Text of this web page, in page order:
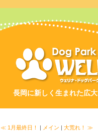
長岡に新しく生まれた広
≪ 1月最終日！ | メイン | 大荒れ！ ≫